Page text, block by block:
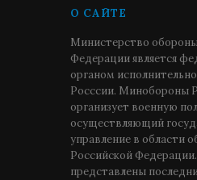
О САЙТЕ
Министерство
Федерации является
органом
Росссии. Минобороны
организует военную
осуществляющий
управление в области
Российской
представлены